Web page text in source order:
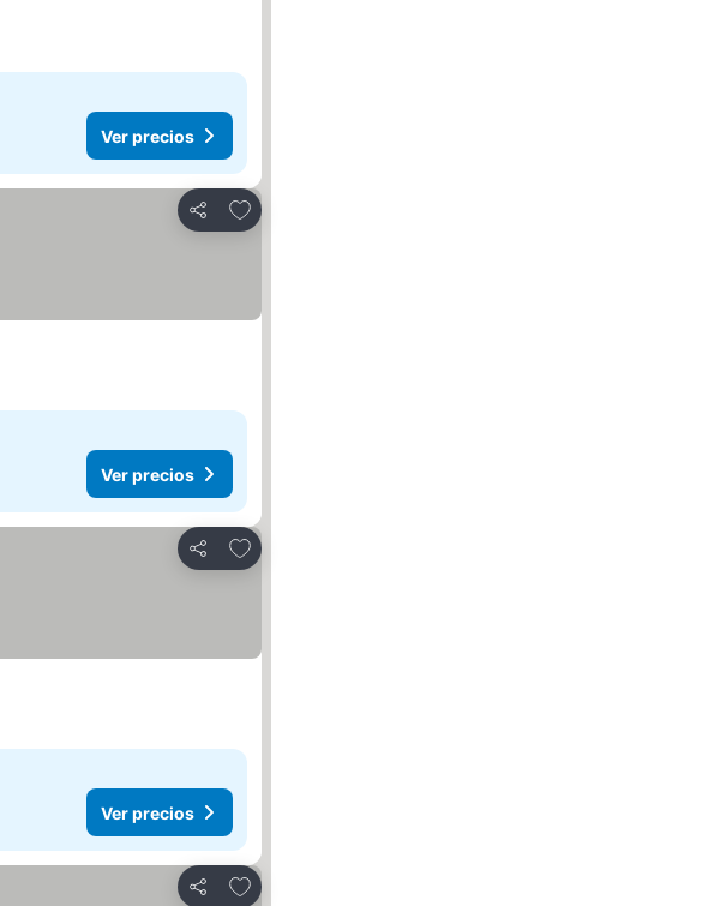
Ver precios
Compartir
Añadir a favoritos
Ver precios
Compartir
Añadir a favoritos
Ver precios
Compartir
Añadir a favoritos